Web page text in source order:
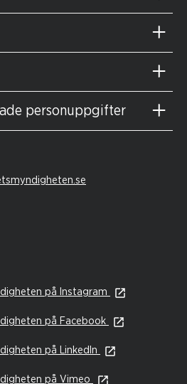
personuppgifter
på Instagram
på Facebook
på LinkedIn
på Vimeo